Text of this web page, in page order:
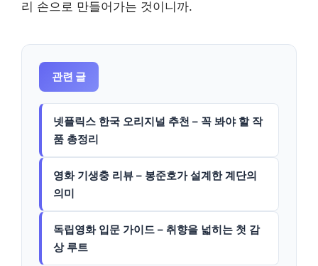
리 손으로 만들어가는 것이니까.
관련 글
넷플릭스 한국 오리지널 추천 – 꼭 봐야 할 작
품 총정리
영화 기생충 리뷰 – 봉준호가 설계한 계단의
의미
독립영화 입문 가이드 – 취향을 넓히는 첫 감
상 루트